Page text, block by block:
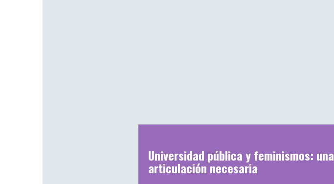
Universidad pública y feminismos: una
articulación necesaria